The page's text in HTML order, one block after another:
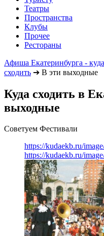
Театры
Пространства
Клубы
Прочее
Рестораны
Афиша Екатеринбурга -
сходить ➔ В эти выходные
Куда сходить в
выходные
Советуем Фестивали
https://kudaekb.ru/
https://kudaekb.ru/